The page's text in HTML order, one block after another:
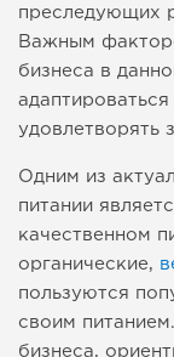
преследующих
Важным
бизнеса в
удовлетворять
Одним из
питании
качественном
органические,
пользуются
своим
бизнеса,